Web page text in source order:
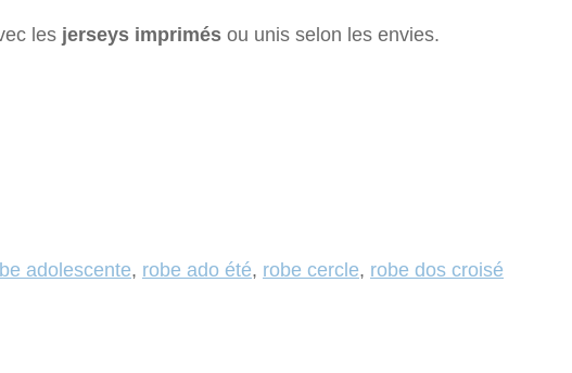
les jerseys imprimés ou unis selon les envies.
adolescente, robe ado été, robe cercle, robe dos croisé